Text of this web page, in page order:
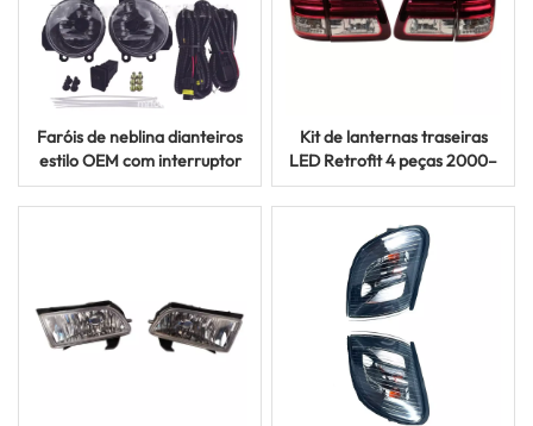
Faróis de neblina dianteiros
estilo OEM com interruptor
2015–2017 para Toyota
Corolla Axio Fielder
Kit de lanternas traseiras
LED Retrofit 4 peças 2000–
2005 para Toyota Land
Cruiser FJ100